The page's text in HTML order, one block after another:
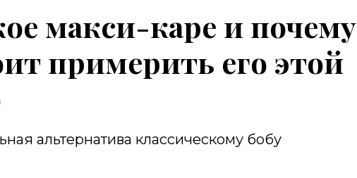
макси-каре и почему
примерить его этой
альтернатива классическому бобу